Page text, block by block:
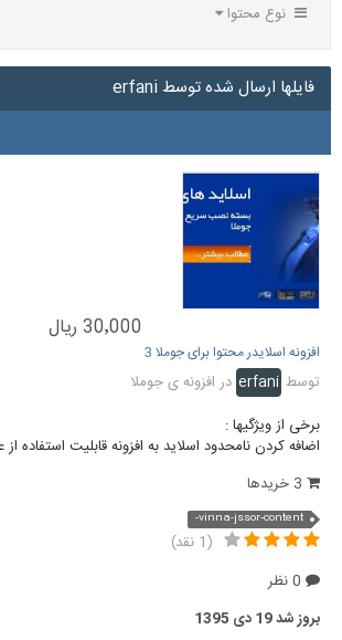
نوع محتوا
فایلها ارسال شده توسط erfani
30٬000 ریال
افزونه اسلایدر محتوا برای جوملا 3
توسط erfani در افزونه ی جوملا
برخی از ویژگیها :
اضافه کردن نامحدود اسلاید به افزونه قابلیت
vinna-jssor-content-
(1 نقد)
بروز شد19 دی 1395